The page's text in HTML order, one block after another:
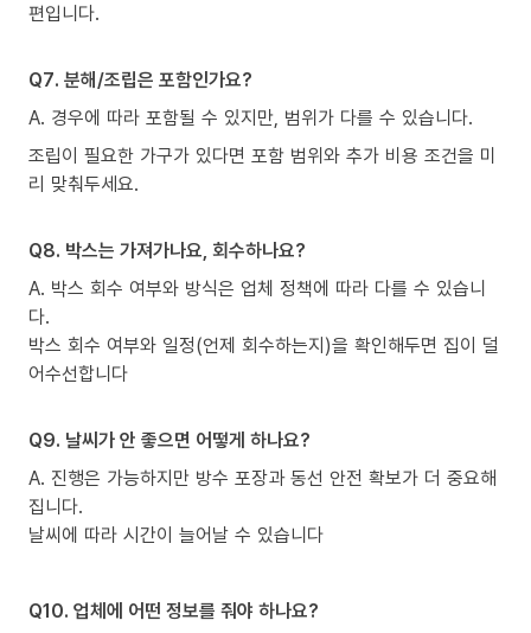
편입니다.
Q7. 분해/조립은 포함인가요?
A. 경우에 따라 포함될 수 있지만, 범위가 다를 수 있습니다.
조립이 필요한 가구가 있다면 포함 범위와 추가 비용 조건을 미
리 맞춰두세요.
Q8. 박스는 가져가나요, 회수하나요?
A. 박스 회수 여부와 방식은 업체 정책에 따라 다를 수 있습니
다.
박스 회수 여부와 일정(언제 회수하는지)을 확인해두면 집이 덜
어수선합니다
Q9. 날씨가 안 좋으면 어떻게 하나요?
A. 진행은 가능하지만 방수 포장과 동선 안전 확보가 더 중요해
집니다.
날씨에 따라 시간이 늘어날 수 있습니다
Q10. 업체에 어떤 정보를 줘야 하나요?